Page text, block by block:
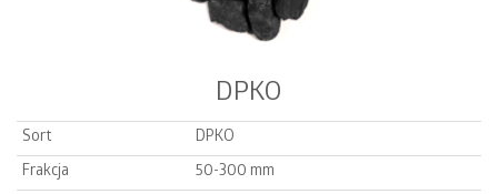
DPKO
Sort
DPKO
Frakcja
50-300 mm